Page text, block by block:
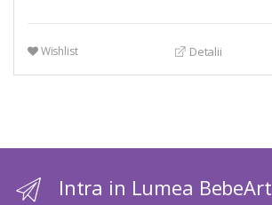
Wishlist Detalii
Intra in Lumea BebeArt